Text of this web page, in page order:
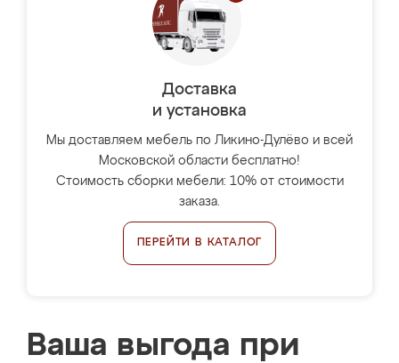
Доставка
и установка
Мы доставляем мебель по Ликино-Дулёво и всей
Московской области бесплатно!
Стоимость сборки мебели: 10% от стоимости
заказа.
ПЕРЕЙТИ В КАТАЛОГ
Ваша выгода при